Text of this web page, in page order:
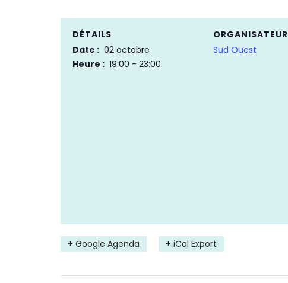
DÉTAILS
Date : 02 octobre
Heure : 19:00 - 23:00
ORGANISATEUR
Sud Ouest
+ Google Agenda + iCal Export